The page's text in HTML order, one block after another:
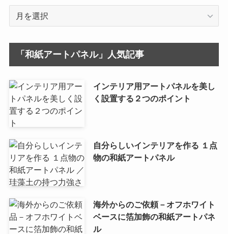
「和紙アートパネル」人気記事
インテリア用アートパネルを美し
く設置する２つのポイント
自分らしいインテリアを作る １点
物の和紙アートパネル
海外からのご依頼－オフホワイト
ベースに箔加飾の和紙アートパネ
ル